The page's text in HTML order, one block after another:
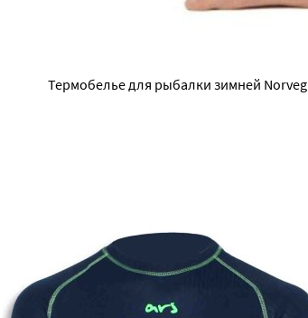
Термобелье для рыбалки зимней Norveg